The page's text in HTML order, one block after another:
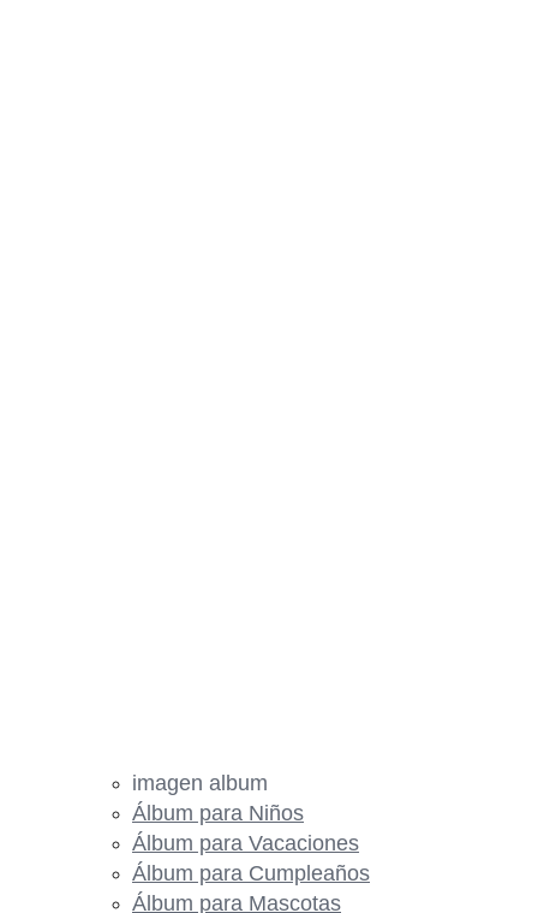
imagen album
Álbum para Niños
Álbum para Vacaciones
Álbum para Cumpleaños
Álbum para Mascotas